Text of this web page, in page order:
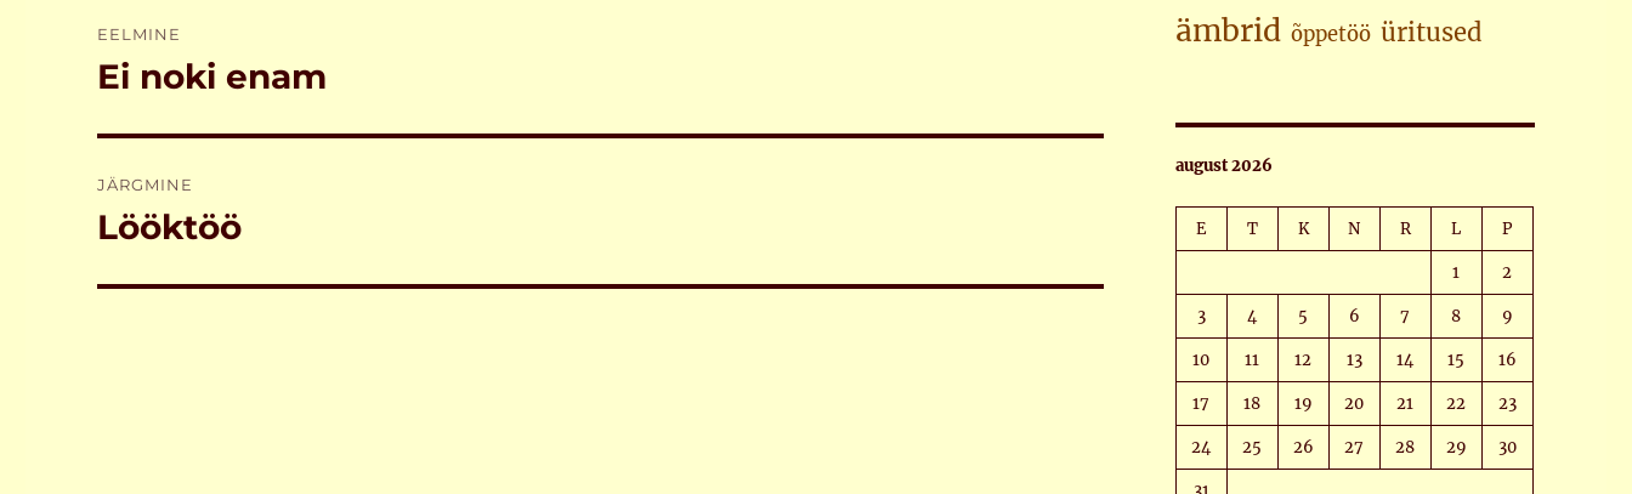
EELMINE
Eelmine
Ei noki enam
JÄRGMINE
Järgmine
Lööktöö
ämbrid õppetöö üritused
august 2026
E T K N R L P
1 2
3 4 5 6 7 8 9
10 11 12 13 14 15 16
17 18 19 20 21 22 23
24 25 26 27 28 29 30